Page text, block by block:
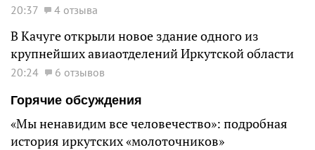
20:37 4 отзыва
В Качуге открыли новое здание одного из
крупнейших авиаотделений Иркутской области
20:24
6 отзывов
Горячие обсуждения
«Мы ненавидим все человечество»: подробная
история иркутских «молоточников»